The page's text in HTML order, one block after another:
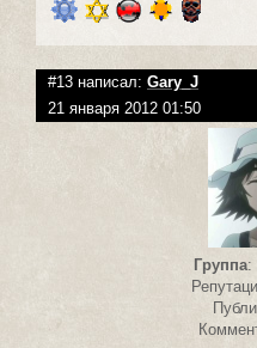
#13 написал: Gary_J
21 января 2012 01:50
Группа: